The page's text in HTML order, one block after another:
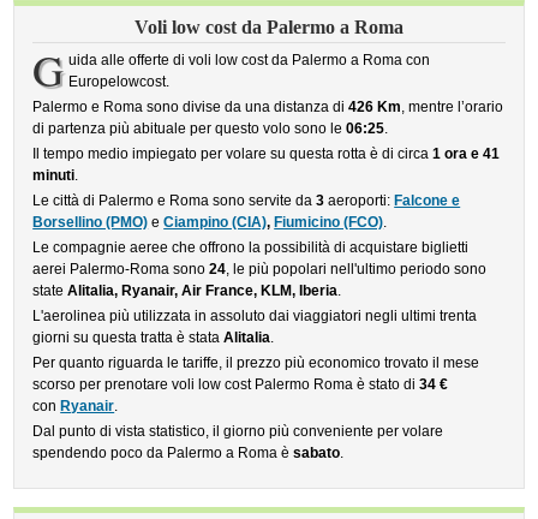
Voli low cost da Palermo a Roma
G uida alle offerte di voli low cost da Palermo a Roma con
Europelowcost.
Palermo e Roma sono divise da una distanza di426 Km, mentre l’orario
di partenza più abituale per questo volo sono le06:25.
Il tempo medio impiegato per volare su questa rotta è di circa1 ora e 41
minuti.
Le città di Palermo e Roma sono servite da3 aeroporti: Falcone e
Borsellino (PMO) eCiampino (CIA), Fiumicino (FCO).
Le compagnie aeree che offrono la possibilità di acquistare biglietti
aerei Palermo-Roma sono24, le più popolari nell'ultimo periodo sono
stateAlitalia, Ryanair, Air France, KLM, Iberia.
L'aerolinea più utilizzata in assoluto dai viaggiatori negli ultimi trenta
giorni su questa tratta è stataAlitalia.
Per quanto riguarda le tariffe, il prezzo più economico trovato il mese
scorso per prenotare voli low cost Palermo Roma è stato di34 €
con Ryanair.
Dal punto di vista statistico, il giorno più conveniente per volare
spendendo poco da Palermo a Roma èsabato.